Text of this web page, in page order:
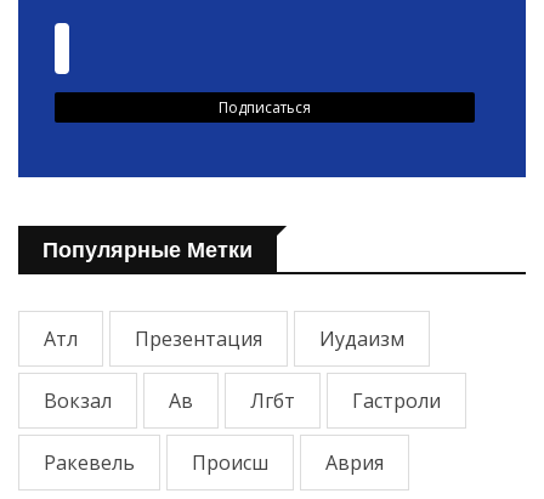
Популярные Метки
Атл Презентация Иудаизм
Вокзал Ав Лгбт Гастроли
Ракевель Происш Аврия